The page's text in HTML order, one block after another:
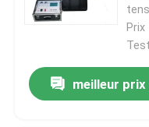
Prix
meilleur prix